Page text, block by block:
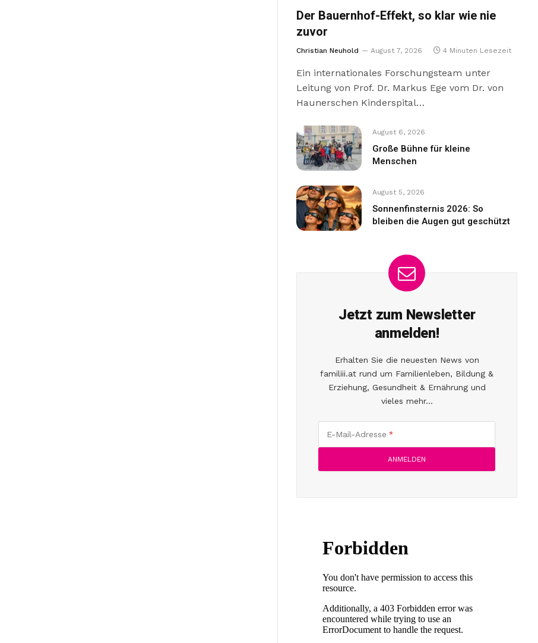
Der Bauernhof-Effekt, so klar wie nie
zuvor
Christian Neuhold August 7, 2026 4 Minuten Lesezeit
Ein internationales Forschungsteam unter
Leitung von Prof. Dr. Markus Ege vom Dr. von
Haunerschen Kinderspital…
August 6, 2026
Große Bühne für kleine
Menschen
August 5, 2026
Sonnenfinsternis 2026: So
bleiben die Augen gut geschützt
Jetzt zum Newsletter
anmelden!
Erhalten Sie die neuesten News von
familiii.at rund um Familienleben, Bildung &
Erziehung, Gesundheit & Ernährung und
vieles mehr...
E-Mail-Adresse